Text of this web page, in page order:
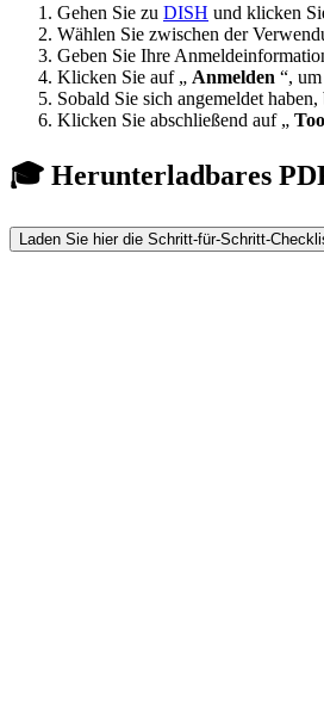
Gehen Sie zu DISH und klicken
Wählen Sie zwischen der
Geben Sie Ihre
Klicken Sie auf „ Anmelden “,
Sobald Sie sich angemeldet
Klicken Sie abschließend auf „
🎓 Herunterladbares
Laden Sie hier die Schritt-für-Schritt-